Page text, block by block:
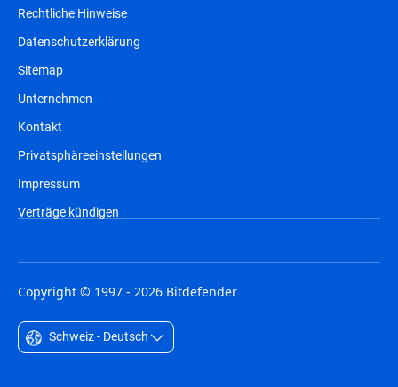
Rechtliche Hinweise
Datenschutzerklärung
Sitemap
Unternehmen
Kontakt
Privatsphäreeinstellungen
Impressum
Verträge kündigen
Copyright © 1997 - 2026 Bitdefender
Schweiz - Deutsch